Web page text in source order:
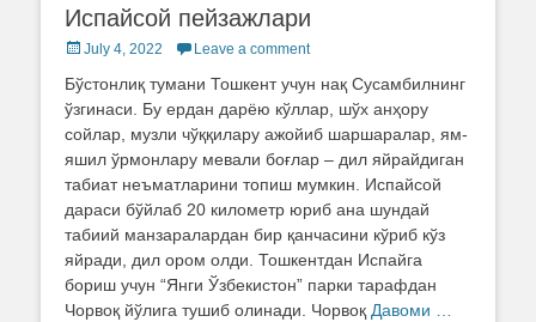
Испайсой пейзажлари
Posted
July 4, 2022 Leave a comment
Бўстонлиқ тумани Тошкент учун нақ Сусамбилнинг
ўзгинаси. Бу ердан дарёю кўллар, шўх анҳору
сойлар, музли чўққилару ажойиб шаршаралар, ям-
яшил ўрмонлару мевали боғлар – дил яйрайдиган
табиат неъматларини топиш мумкин. Испайсой
дараси бўйлаб 20 километр юриб ана шундай
табиий манзаралардан бир қанчасини кўриб кўз
яйради, дил ором олди. Тошкентдан Испайга
бориш учун “Янги Ўзбекистон” парки тарафдан
Чорвоқ йўлига тушиб олинади. ЧорвоқДавоми …